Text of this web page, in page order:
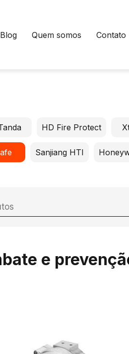
Blog Quem somos Contato
HD Fire Protect
Sanjiang HTI
e